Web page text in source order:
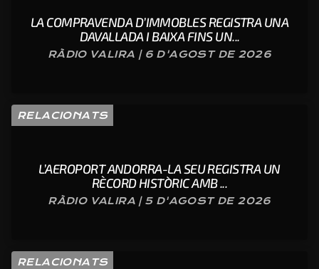
LA COMPRAVENDA D’IMMOBLES REGISTRA UNA
DAVALLADA I BAIXA FINS UN...
RÀDIO VALIRA | 6 D'AGOST DE 2026
RELACIONATS
L’AEROPORT ANDORRA-LA SEU REGISTRA UN
RÈCORD HISTÒRIC AMB ...
RÀDIO VALIRA | 5 D'AGOST DE 2026
RELACIONATS